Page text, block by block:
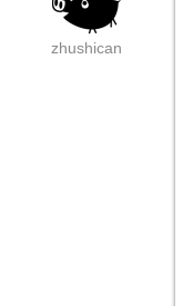
zhushican